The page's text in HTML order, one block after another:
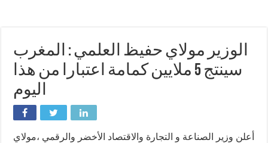
الوزير مولاي حفيظ العلمي : المغرب
سينتج 5 ملايين كمامة اعتبارا من هذا
اليوم
أعلن وزير الصناعة و التجارة والاقتصاد الأخضر والرقمي ،مولاي